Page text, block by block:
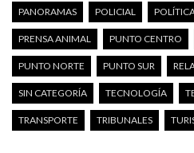
PANORAMAS POLICIAL
PRENSA ANIMAL PUNTO CENTRO
PUNTO NORTE PUNTO SUR
SIN CATEGORÍA TECNOLOGÍA
TRANSPORTE TRIBUNALES